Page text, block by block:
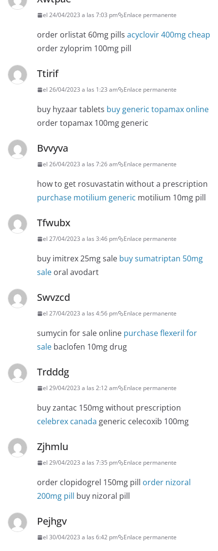
el 24/04/2023 a las 7:03 pm Enlace permanente
order orlistat 60mg pills acyclovir 400mg cheap
order zyloprim 100mg pill
Ttirif
el 26/04/2023 a las 1:23 am Enlace permanente
buy hyzaar tablets buy generic topamax online
order topamax 100mg generic
Bvvyva
el 26/04/2023 a las 7:26 am Enlace permanente
how to get rosuvastatin without a prescription
purchase motilium generic motilium 10mg pill
Tfwubx
el 27/04/2023 a las 3:46 pm Enlace permanente
buy imitrex 25mg sale buy sumatriptan 50mg
sale oral avodart
Swvzcd
el 27/04/2023 a las 4:56 pm Enlace permanente
sumycin for sale online purchase flexeril for
sale baclofen 10mg drug
Trdddg
el 29/04/2023 a las 2:12 am Enlace permanente
buy zantac 150mg without prescription
celebrex canada generic celecoxib 100mg
Zjhmlu
el 29/04/2023 a las 7:35 pm Enlace permanente
order clopidogrel 150mg pill order nizoral
200mg pill buy nizoral pill
Pejhgv
el 30/04/2023 a las 6:42 pm Enlace permanente